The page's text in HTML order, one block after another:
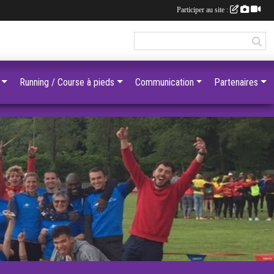
Running / Course à pieds Communication Partenaires
Participer au site :